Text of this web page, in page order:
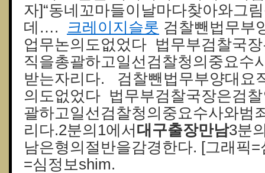
자]“동네꼬마들이날마다찾아와그
데…. 크레이지슬롯 검찰뺀법무부
업무논의도없었다 법무부검찰국장
직을총괄하고일선검찰청의중요수
받는자리다. 검찰뺀법무부양대요
의도없었다 법무부검찰국장은검찰
괄하고일선검찰청의중요수사와범
리다.2분의1에서 대구출장만남3분
남은형의절반을감경한다. [그래픽
=심정보shim.